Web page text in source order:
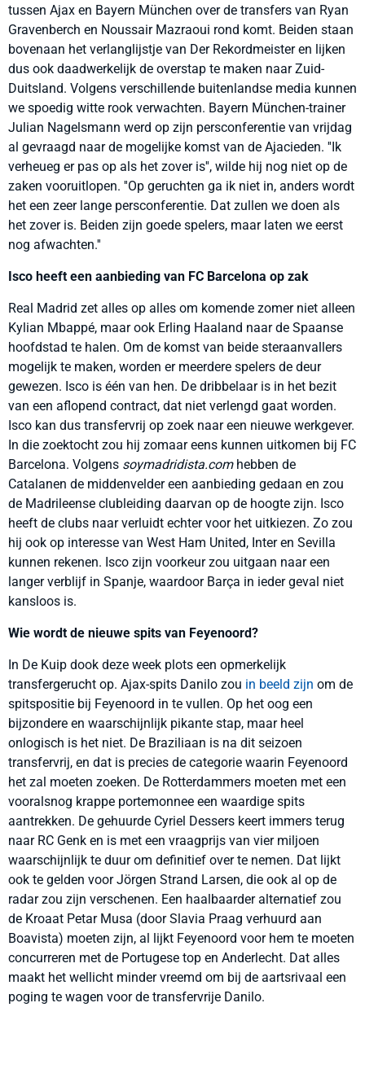
tussen Ajax en Bayern München over de transfers van Ryan
Gravenberch en Noussair Mazraoui rond komt. Beiden staan
bovenaan het verlanglijstje van Der Rekordmeister en lijken
dus ook daadwerkelijk de overstap te maken naar Zuid-
Duitsland. Volgens verschillende buitenlandse media kunnen
we spoedig witte rook verwachten. Bayern München-trainer
Julian Nagelsmann werd op zijn persconferentie van vrijdag
al gevraagd naar de mogelijke komst van de Ajacieden. ''Ik
verheueg er pas op als het zover is'', wilde hij nog niet op de
zaken vooruitlopen. ''Op geruchten ga ik niet in, anders wordt
het een zeer lange persconferentie. Dat zullen we doen als
het zover is. Beiden zijn goede spelers, maar laten we eerst
nog afwachten.''
Isco heeft een aanbieding van FC Barcelona op zak
Real Madrid zet alles op alles om komende zomer niet alleen
Kylian Mbappé, maar ook Erling Haaland naar de Spaanse
hoofdstad te halen. Om de komst van beide steraanvallers
mogelijk te maken, worden er meerdere spelers de deur
gewezen. Isco is één van hen. De dribbelaar is in het bezit
van een aflopend contract, dat niet verlengd gaat worden.
Isco kan dus transfervrij op zoek naar een nieuwe werkgever.
In die zoektocht zou hij zomaar eens kunnen uitkomen bij FC
Barcelona. Volgens soymadridista.com hebben de
Catalanen de middenvelder een aanbieding gedaan en zou
de Madrileense clubleiding daarvan op de hoogte zijn. Isco
heeft de clubs naar verluidt echter voor het uitkiezen. Zo zou
hij ook op interesse van West Ham United, Inter en Sevilla
kunnen rekenen. Isco zijn voorkeur zou uitgaan naar een
langer verblijf in Spanje, waardoor Barça in ieder geval niet
kansloos is.
Wie wordt de nieuwe spits van Feyenoord?
In De Kuip dook deze week plots een opmerkelijk
transfergerucht op. Ajax-spits Danilo zou in beeld zijn om de
spitspositie bij Feyenoord in te vullen. Op het oog een
bijzondere en waarschijnlijk pikante stap, maar heel
onlogisch is het niet. De Braziliaan is na dit seizoen
transfervrij, en dat is precies de categorie waarin Feyenoord
het zal moeten zoeken. De Rotterdammers moeten met een
vooralsnog krappe portemonnee een waardige spits
aantrekken. De gehuurde Cyriel Dessers keert immers terug
naar RC Genk en is met een vraagprijs van vier miljoen
waarschijnlijk te duur om definitief over te nemen. Dat lijkt
ook te gelden voor Jörgen Strand Larsen, die ook al op de
radar zou zijn verschenen. Een haalbaarder alternatief zou
de Kroaat Petar Musa (door Slavia Praag verhuurd aan
Boavista) moeten zijn, al lijkt Feyenoord voor hem te moeten
concurreren met de Portugese top en Anderlecht. Dat alles
maakt het wellicht minder vreemd om bij de aartsrivaal een
poging te wagen voor de transfervrije Danilo.